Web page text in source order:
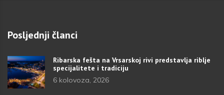
Posljednji članci
Ribarska fešta na Vrsarskoj rivi predstavlja riblje
specijalitete i tradiciju
6 kolovoza, 2026